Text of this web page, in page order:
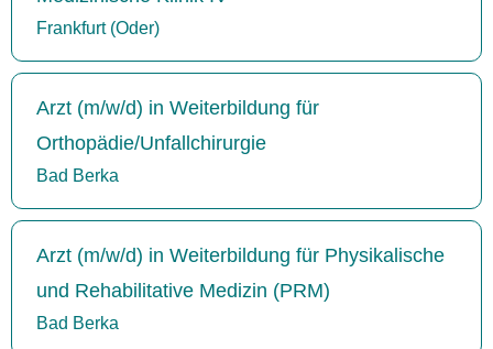
Frankfurt (Oder)
Arzt (m/w/d) in Weiterbildung für
Orthopädie/Unfallchirurgie
Bad Berka
Arzt (m/w/d) in Weiterbildung für Physikalische
und Rehabilitative Medizin (PRM)
Bad Berka